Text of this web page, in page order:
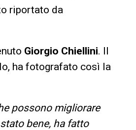
riportato da
Giorgio Chiellini. Il
ha fotografato così la
possono migliorare
bene, ha fatto